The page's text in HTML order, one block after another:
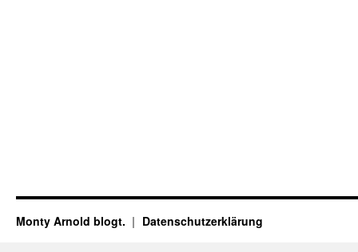
Monty Arnold blogt. Datenschutz­erklärung